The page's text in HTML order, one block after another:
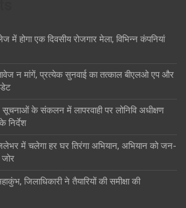
में होगा एक दिवसीय रोजगार मेला, विभिन्न कंपनियां
न मांगें, प्रत्येक सुनवाई का तत्काल बीएलओ एप और
के संकलन में लापरवाही पर लोनिवि अधीक्षण
निर्देश
में चलेगा हर घर तिरंगा अभियान, अभियान को जन-
जिलाधिकारी ने तैयारियों की समीक्षा की